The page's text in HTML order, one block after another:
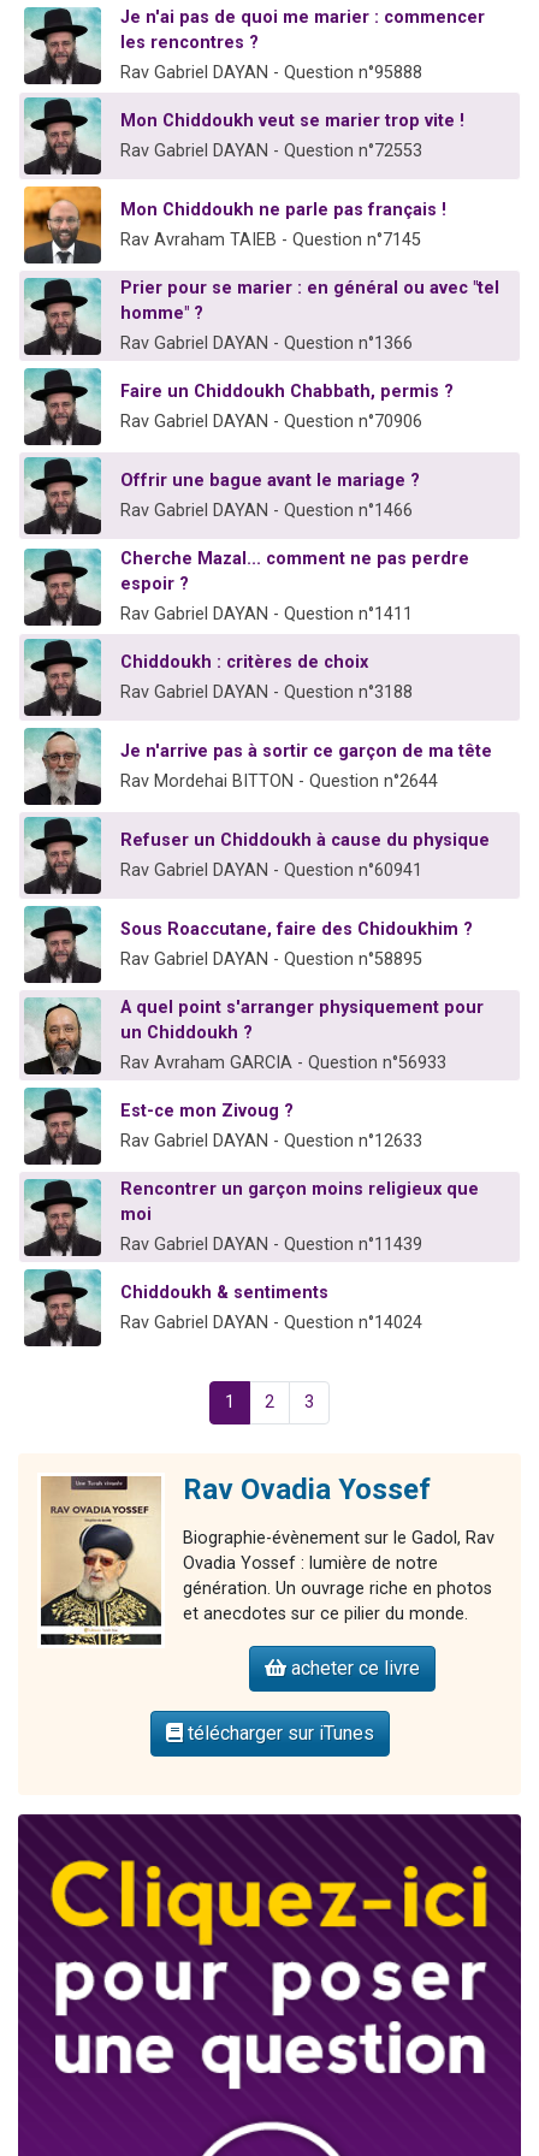
13 personnes viennent de demander une bénédiction
Il reste 49 places pour étudier en groupe sur Zoom
12 nouvelles musiques dans Torah-Box Music
Je n'ai pas de quoi me marier : commencer
les rencontres ?
Rav Gabriel DAYAN - Question n°95888
Mon Chiddoukh veut se marier trop vite !
Rav Gabriel DAYAN - Question n°72553
Mon Chiddoukh ne parle pas français !
Rav Avraham TAIEB - Question n°7145
Prier pour se marier : en général ou avec "tel
homme" ?
Rav Gabriel DAYAN - Question n°1366
Faire un Chiddoukh Chabbath, permis ?
Rav Gabriel DAYAN - Question n°70906
Offrir une bague avant le mariage ?
Rav Gabriel DAYAN - Question n°1466
Cherche Mazal... comment ne pas perdre
espoir ?
Rav Gabriel DAYAN - Question n°1411
Chiddoukh : critères de choix
Rav Gabriel DAYAN - Question n°3188
Je n'arrive pas à sortir ce garçon de ma tête
Rav Mordehai BITTON - Question n°2644
Refuser un Chiddoukh à cause du physique
Rav Gabriel DAYAN - Question n°60941
Sous Roaccutane, faire des Chidoukhim ?
Rav Gabriel DAYAN - Question n°58895
A quel point s'arranger physiquement pour
un Chiddoukh ?
Rav Avraham GARCIA - Question n°56933
Est-ce mon Zivoug ?
Rav Gabriel DAYAN - Question n°12633
Rencontrer un garçon moins religieux que
moi
Rav Gabriel DAYAN - Question n°11439
Chiddoukh & sentiments
Rav Gabriel DAYAN - Question n°14024
1 2 3
Rav Ovadia Yossef
Biographie-évènement sur le Gadol, Rav
Ovadia Yossef : lumière de notre
génération. Un ouvrage riche en photos
et anecdotes sur ce pilier du monde.
acheter ce livre
télécharger sur iTunes